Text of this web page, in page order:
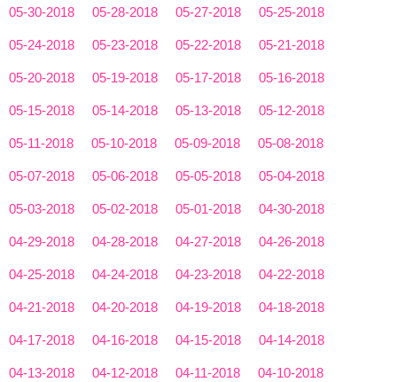
05-30-2018 05-28-2018 05-27-2018 05-25-2018
05-24-2018 05-23-2018 05-22-2018 05-21-2018
05-20-2018 05-19-2018 05-17-2018 05-16-2018
05-15-2018 05-14-2018 05-13-2018 05-12-2018
05-11-2018 05-10-2018 05-09-2018 05-08-2018
05-07-2018 05-06-2018 05-05-2018 05-04-2018
05-03-2018 05-02-2018 05-01-2018 04-30-2018
04-29-2018 04-28-2018 04-27-2018 04-26-2018
04-25-2018 04-24-2018 04-23-2018 04-22-2018
04-21-2018 04-20-2018 04-19-2018 04-18-2018
04-17-2018 04-16-2018 04-15-2018 04-14-2018
04-13-2018 04-12-2018 04-11-2018 04-10-2018